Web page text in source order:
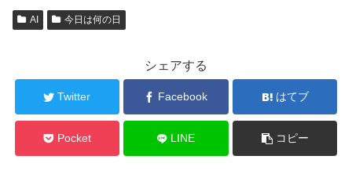
AI 今日は何の日
シェアする
Twitter Facebook はてブ
Pocket LINE コピー